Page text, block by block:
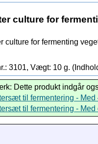
culture for
culture for fermenting
3101, Vægt: 10 g.
Dette produkt indgår
til fermentering - Med
til fermentering -